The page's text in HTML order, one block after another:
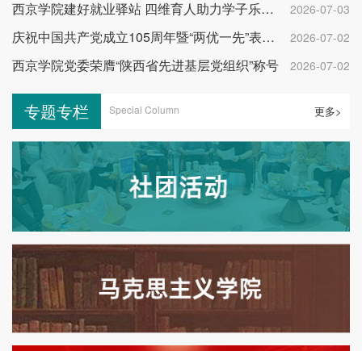
西京学院建好就业驿站 四维育人助力学子乐业成才 2026-07-03
庆祝中国共产党成立105周年暨“两优一先”表彰大会举行 2026-07-02
西京学院党委荣膺“陕西省先进基层党组织”称号 2026-07-02
专题专栏 Special Column 更多>